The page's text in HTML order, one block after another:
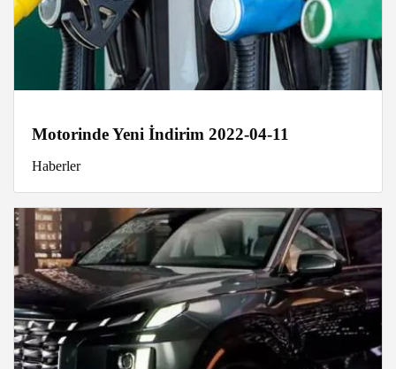
Motorinde Yeni İndirim 2022-04-11
Haberler